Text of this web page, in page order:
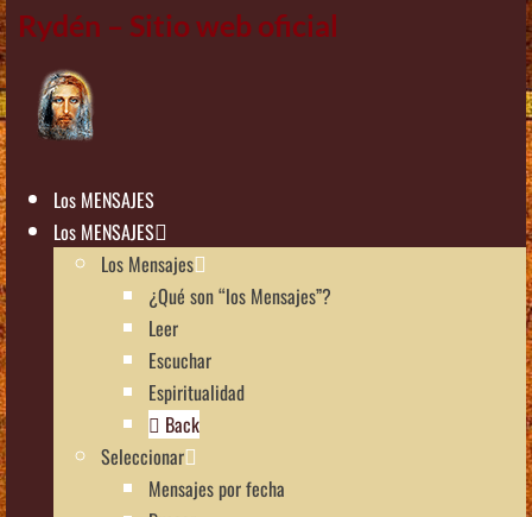
Rydén – Sitio web oficial
Los MENSAJES
Los MENSAJES
Los Mensajes
¿Qué son “los Mensajes”?
Leer
Escuchar
Espiritualidad
Back
Seleccionar
Mensajes por fecha